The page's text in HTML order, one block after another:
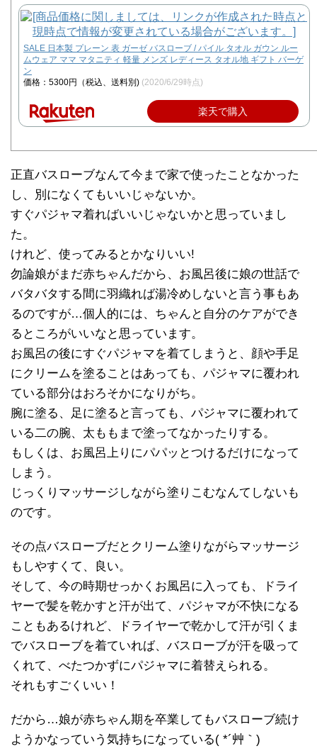
SALE 日本製 プレーン 表 ガーゼ バスローブ / パイル タオル ガウン ルー
ムウェア ママ マタニティ 軽量 メンズ レディース タオル地 ギフト バーゲ
ン
価格：5300円（税込、送料別) (2020/6/29時点)
楽天で購入
正直バスローブなんて今まで家で使ったことなかった
し、別になくてもいいじゃないか。
すぐパジャマ着ればいいじゃないかと思っていまし
た。
けれど、使ってみるとかなりいい!
勿論娘がまだ赤ちゃんだから、お風呂後に娘の世話で
バタバタする間に羽織れば湯冷めしないと言う事もあ
るのですが…個人的には、ちゃんと自分のケアができ
るところがいいなと思っています。
お風呂の後にすぐパジャマを着てしまうと、顔や手足
にクリームを塗ることはあっても、パジャマに覆われ
ている部分はおろそかになりがち。
腕に塗る、足に塗ると言っても、パジャマに覆われて
いる二の腕、太ももまで塗ってなかったりする。
もしくは、お風呂上りにパパッとつけるだけになって
しまう。
じっくりマッサージしながら塗りこむなんてしないも
のです。
その点バスローブだとクリーム塗りながらマッサージ
もしやすくて、良い。
そして、今の時期せっかくお風呂に入っても、ドライ
ヤーで髪を乾かすと汗が出て、パジャマが不快になる
こともあるけれど、ドライヤーで乾かして汗が引くま
でバスローブを着ていれば、バスローブが汗を吸って
くれて、べたつかずにパジャマに着替えられる。
それもすごくいい！
だから…娘が赤ちゃん期を卒業してもバスローブ続け
ようかなっていう気持ちになっている( *´艸｀)